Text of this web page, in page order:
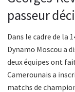
passeur
Dans le cadre de la
Dynamo Moscou a
deux équipes ont
Camerounais a
matchs de